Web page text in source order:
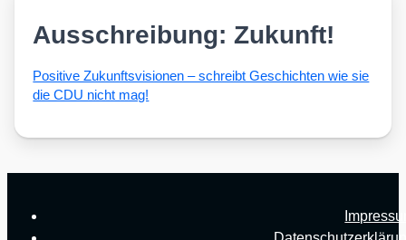
Ausschreibung: Zukunft!
Posi­ti­ve Zukunfts­vi­sio­nen – schreibt Geschich­ten wie sie
die CDU nicht mag!